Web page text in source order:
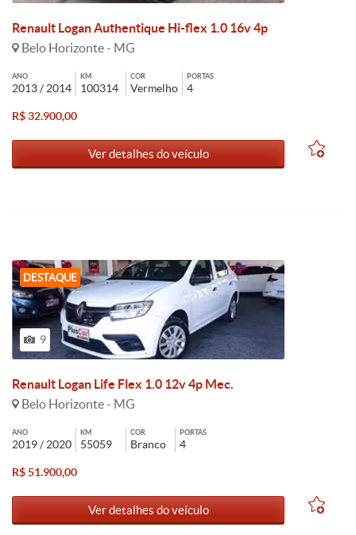
Renault Logan Authentique Hi-flex 1.0 16v 4p
Belo Horizonte - MG
ANO
2013 / 2014
KM
100314
COR
Vermelho
PORTAS
4
R$ 32.900,00
Ver detalhes do veículo
DESTAQUE
9
Renault Logan Life Flex 1.0 12v 4p Mec.
Belo Horizonte - MG
ANO
2019 / 2020
KM
55059
COR
Branco
PORTAS
4
R$ 51.900,00
Ver detalhes do veículo